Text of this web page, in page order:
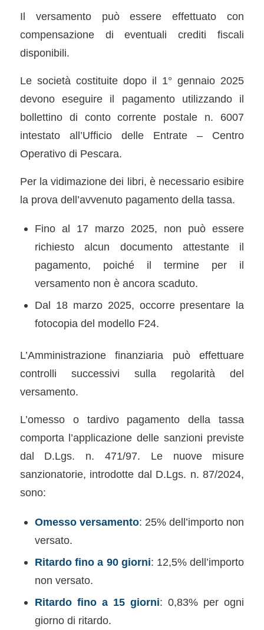
Il versamento può essere effettuato con
compensazione di eventuali crediti fiscali
disponibili.
Le società costituite dopo il 1° gennaio 2025
devono eseguire il pagamento utilizzando il
bollettino di conto corrente postale n. 6007
intestato all’Ufficio delle Entrate – Centro
Operativo di Pescara.
Per la vidimazione dei libri, è necessario esibire
la prova dell’avvenuto pagamento della tassa.
Fino al 17 marzo 2025, non può essere
richiesto alcun documento attestante il
pagamento, poiché il termine per il
versamento non è ancora scaduto.
Dal 18 marzo 2025, occorre presentare la
fotocopia del modello F24.
L’Amministrazione finanziaria può effettuare
controlli successivi sulla regolarità del
versamento.
L’omesso o tardivo pagamento della tassa
comporta l’applicazione delle sanzioni previste
dal D.Lgs. n. 471/97. Le nuove misure
sanzionatorie, introdotte dal D.Lgs. n. 87/2024,
sono:
Omesso versamento: 25% dell’importo non
versato.
Ritardo fino a 90 giorni: 12,5% dell’importo
non versato.
Ritardo fino a 15 giorni: 0,83% per ogni
giorno di ritardo.